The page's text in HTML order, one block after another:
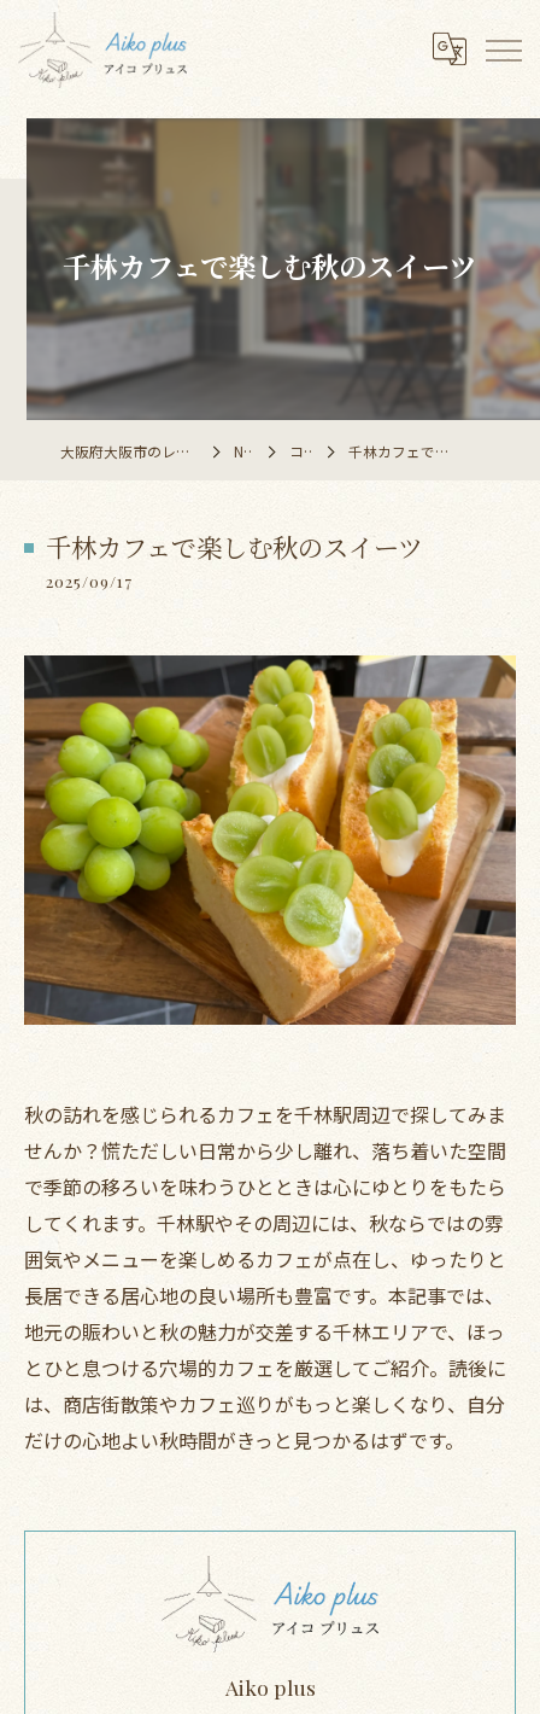
千林カフェで楽しむ秋のスイーツ
大阪府大阪市のレストランならAiko plus NEWS コラム 千林カフェで楽しむ秋のスイーツ
千林カフェで楽しむ秋のスイーツ
2025/09/17
秋の訪れを感じられるカフェを千林駅周辺で探してみま
せんか？慌ただしい日常から少し離れ、落ち着いた空間
で季節の移ろいを味わうひとときは心にゆとりをもたら
してくれます。千林駅やその周辺には、秋ならではの雰
囲気やメニューを楽しめるカフェが点在し、ゆったりと
長居できる居心地の良い場所も豊富です。本記事では、
地元の賑わいと秋の魅力が交差する千林エリアで、ほっ
とひと息つける穴場的カフェを厳選してご紹介。読後に
は、商店街散策やカフェ巡りがもっと楽しくなり、自分
だけの心地よい秋時間がきっと見つかるはずです。
Aiko plus